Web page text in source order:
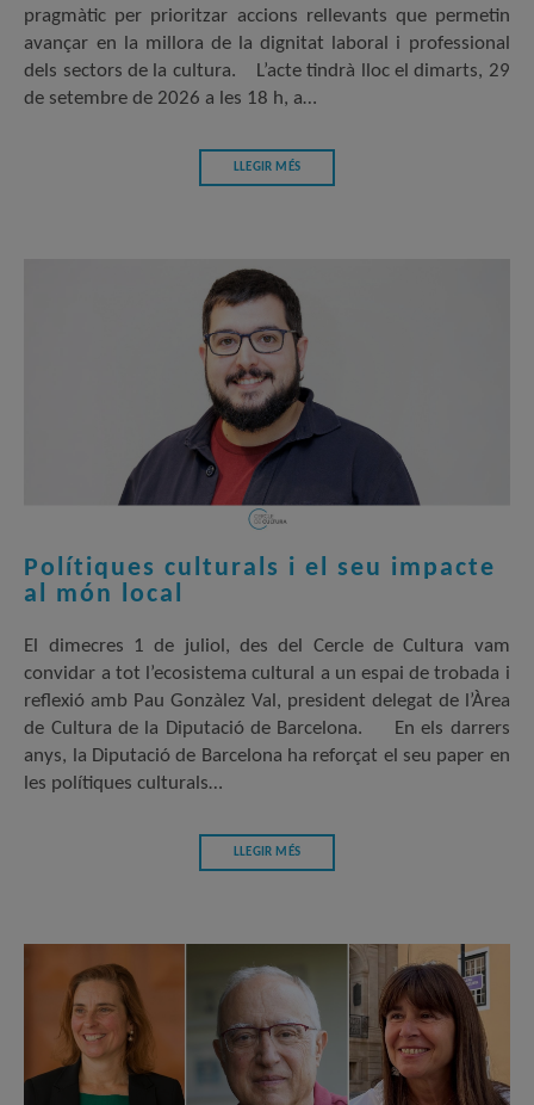
pragmàtic per prioritzar accions rellevants que permetin
avançar en la millora de la dignitat laboral i professional
dels sectors de la cultura. L’acte tindrà lloc el dimarts, 29
de setembre de 2026 a les 18 h, a…
LLEGIR MÉS
Polítiques culturals i el seu impacte
al món local
El dimecres 1 de juliol, des del Cercle de Cultura vam
convidar a tot l’ecosistema cultural a un espai de trobada i
reflexió amb Pau Gonzàlez Val, president delegat de l’Àrea
de Cultura de la Diputació de Barcelona. En els darrers
anys, la Diputació de Barcelona ha reforçat el seu paper en
les polítiques culturals…
LLEGIR MÉS